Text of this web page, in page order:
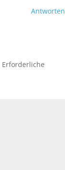
Antworten
Erforderliche